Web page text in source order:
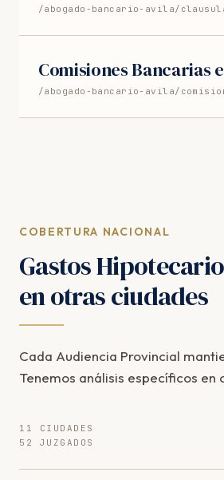
/abogado-bancario-avila/
Comisiones Bancarias
/abogado-bancario-avila/
COBERTURA NACIONAL
Gastos
en otras ciudades
Cada Audiencia Provincial
Tenemos análisis específicos en
11 CIUDADES
52 JUZGADOS